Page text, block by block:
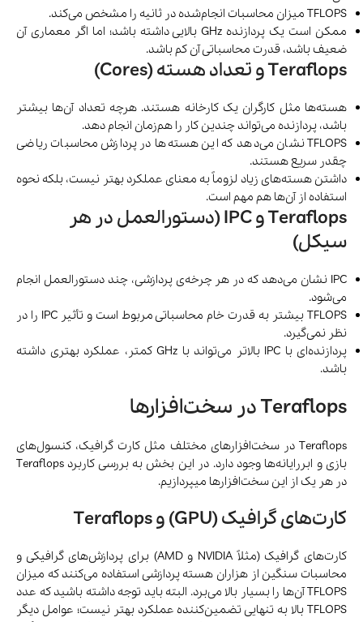
TFLOPS میزان محاسبات انجام‌شده در ثانیه را مشخص می‌کند.
ممکن است یک پردازنده GHz بالایی داشته باشد؛ اما اگر معماری آن
ضعیف باشد، قدرت محاسباتی آن کم باشد.
Teraflops و تعداد هسته (Cores)
هسته‌ها مثل کارگران یک کارخانه هستند. هرچه تعداد آن‌ها بیشتر
باشد، پردازنده می‌تواند چندین کار را هم‌زمان انجام دهد.
TFLOPS نشان می‌دهد که این هسته‌ها در پردازش محاسبات ریاضی
چقدر سریع هستند.
داشتن هسته‌های زیاد لزوماً به معنای عملکرد بهتر نیست، بلکه نحوه
استفاده از آن‌ها هم مهم است.
Teraflops و IPC (دستورالعمل در هر
سیکل)
IPC نشان می‌دهد که در هر چرخه‌ی پردازشی، چند دستورالعمل انجام
می‌شود.
TFLOPS بیشتر به قدرت خام محاسباتی مربوط است و تأثیر IPC را در
نظر نمی‌گیرد.
پردازنده‌ای با IPC بالاتر می‌تواند با GHz کمتر، عملکرد بهتری داشته
باشد.
Teraflops در سخت‌افزارها
Teraflops در سخت‌افزارهای مختلف مثل کارت گرافیک، کنسول‌های
بازی و ابررایانه‌ها وجود دارد. در این بخش به بررسی کاربرد Teraflops
در هر یک از این سخت‌افزارها میپردازیم.
کارت‌های گرافیک (GPU) و Teraflops
کارت‌های گرافیک (مثلاً NVIDIA و AMD) برای پردازش‌های گرافیکی و
محاسبات سنگین از هزاران هسته پردازشی استفاده می‌کنند که میزان
TFLOPS آن‌ها را بسیار بالا می‌برد. البته باید توجه داشته باشید که عدد
TFLOPS بالا به ‌تنهایی تضمین‌کننده عملکرد بهتر نیست؛ عوامل دیگر